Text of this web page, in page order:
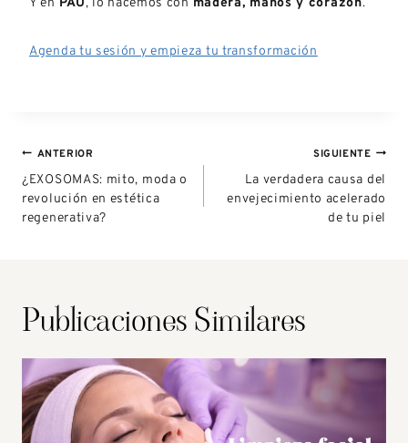
Agenda tu sesión y empieza tu transformación
ANTERIOR
¿EXOSOMAS: mito, moda o
revolución en estética
regenerativa?
SIGUIENTE
La verdadera causa del
envejecimiento acelerado
de tu piel
Publicaciones Similares